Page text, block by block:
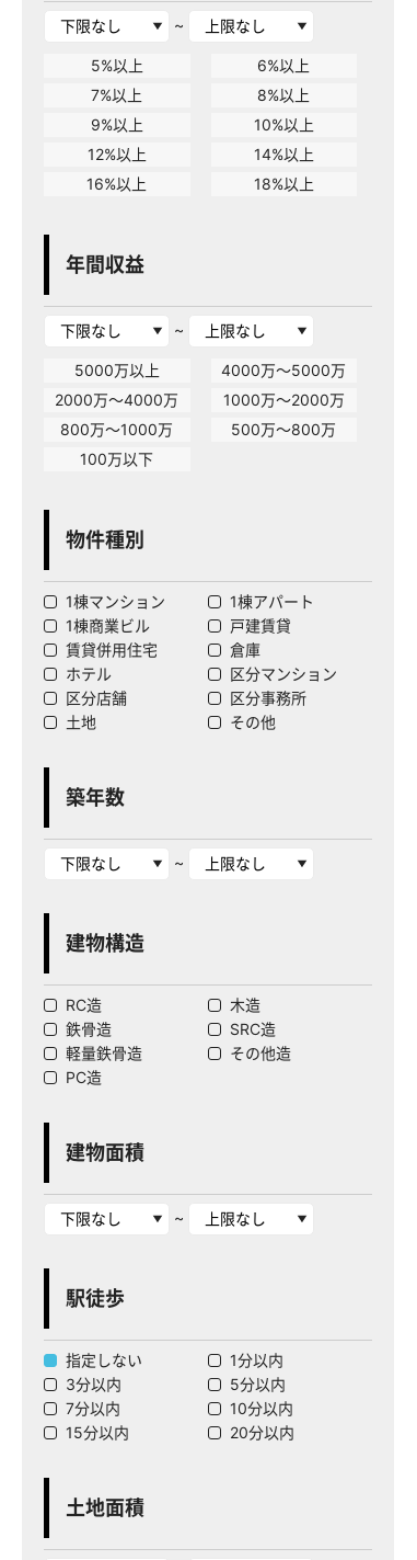
~
5%以上
6%以上
7%以上
8%以上
9%以上
10%以上
12%以上
14%以上
16%以上
18%以上
年間収益
~
5000万以上
4000万～5000万
2000万～4000万
1000万～2000万
800万～1000万
500万～800万
100万以下
物件種別
1棟マンション
1棟アパート
1棟商業ビル
戸建賃貸
賃貸併用住宅
倉庫
ホテル
区分マンション
区分店舗
区分事務所
土地
その他
築年数
~
建物構造
RC造
木造
鉄骨造
SRC造
軽量鉄骨造
その他造
PC造
建物面積
~
駅徒歩
指定しない
1分以内
3分以内
5分以内
7分以内
10分以内
15分以内
20分以内
土地面積